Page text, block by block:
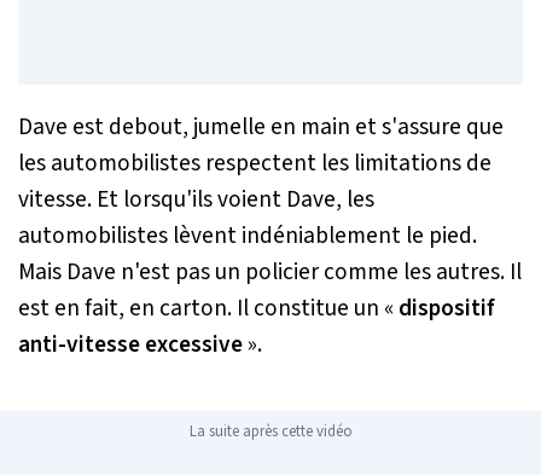
Dave est debout, jumelle en main et s'assure que
les automobilistes respectent les limitations de
vitesse. Et lorsqu'ils voient Dave, les
automobilistes lèvent indéniablement le pied.
Mais Dave n'est pas un policier comme les autres. Il
est en fait, en carton. Il constitue un « dispositif
anti-vitesse excessive».
La suite après cette vidéo